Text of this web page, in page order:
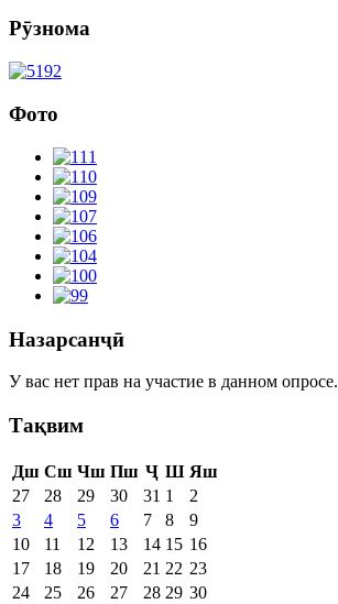
Рӯзнома
Фото
Назарсанҷӣ
У вас нет прав на участие в данном опросе.
Тақвим
Дш Сш Чш Пш Ҷ Ш Яш
27
28 29 30 31 1
2
3
4 5 6 7 8
9
10
11 12 13 14 15 16
17
18 19 20 21 22 23
24
25 26 27 28 29 30